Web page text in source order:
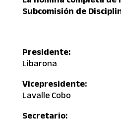
Subcomisión de
Presidente:Dr.
Libarona
Vicepresidente:Dr.
Lavalle Cobo
Secretario:Dr.